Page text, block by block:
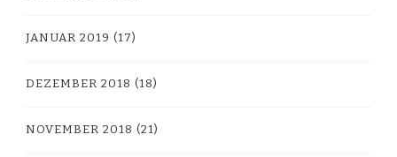
JANUAR 2019 (17)
DEZEMBER 2018 (18)
NOVEMBER 2018 (21)